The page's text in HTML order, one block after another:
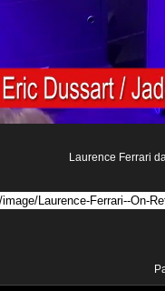
Laurence Ferrari